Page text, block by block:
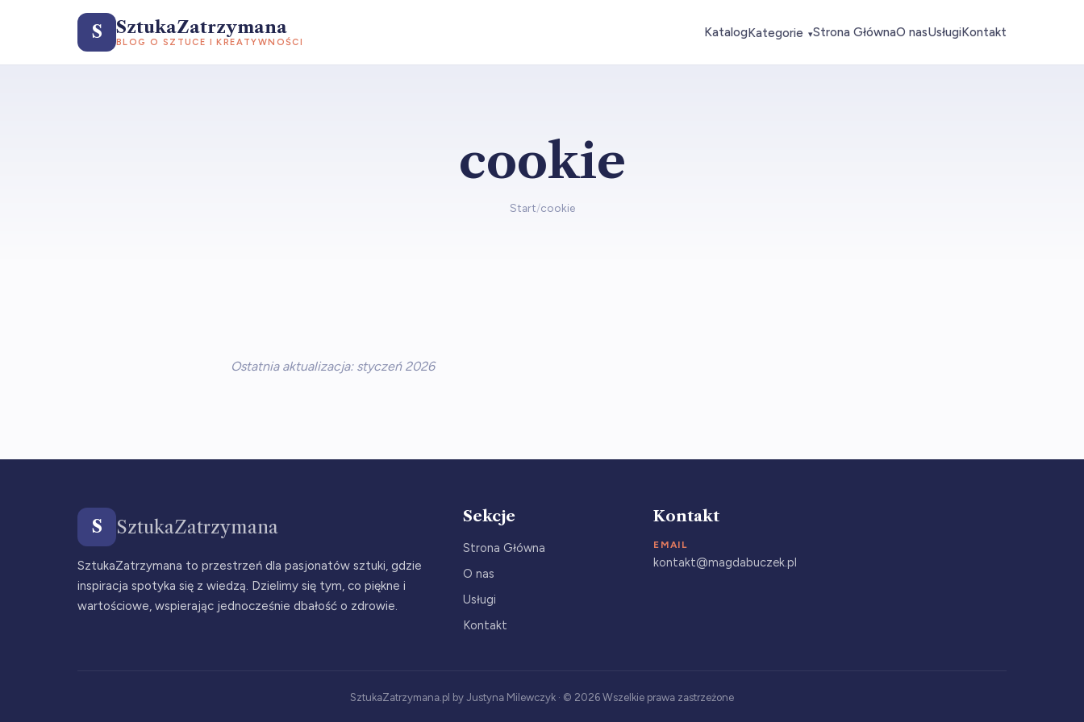
S SztukaZatrzymana
BLOG O SZTUCE I KREATYWNOŚCI
KatalogKategorie ▾Strona GłównaO nasUsługiKontakt
cookie
Start/cookie
Ostatnia aktualizacja: styczeń 2026
S SztukaZatrzymana
SztukaZatrzymana to przestrzeń dla pasjonatów sztuki, gdzie
inspiracja spotyka się z wiedzą. Dzielimy się tym, co piękne i
wartościowe, wspierając jednocześnie dbałość o zdrowie.
Sekcje
Strona Główna
O nas
Usługi
Kontakt
Kontakt
EMAIL
kontakt@magdabuczek.pl
SztukaZatrzymana.pl by Justyna Milewczyk · © 2026 Wszelkie prawa zastrzeżone